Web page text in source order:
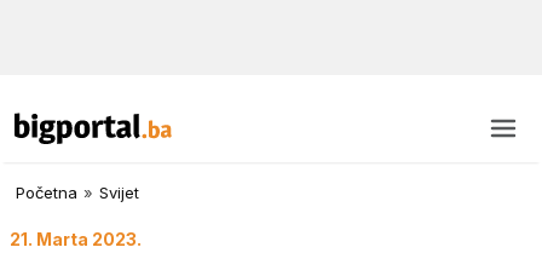
Početna » Svijet
21. Marta 2023.